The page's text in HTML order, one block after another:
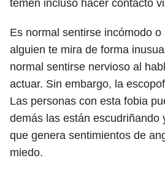
temen incluso hacer contacto
Es normal sentirse incómodo
alguien te mira de forma
normal sentirse nervioso al
actuar. Sin embargo, la
Las personas con esta fobia
demás las están escudriñando
que genera sentimientos de
miedo.